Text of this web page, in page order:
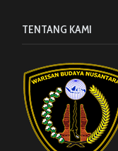
TENTANG KAMI